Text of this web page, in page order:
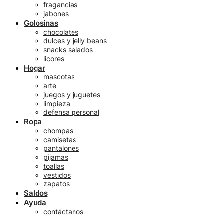
fragancias
jabones
Golosinas
chocolates
dulces y jelly beans
snacks salados
licores
Hogar
mascotas
arte
juegos y juguetes
limpieza
defensa personal
Ropa
chompas
camisetas
pantalones
pijamas
toallas
vestidos
zapatos
Saldos
Ayuda
contáctanos